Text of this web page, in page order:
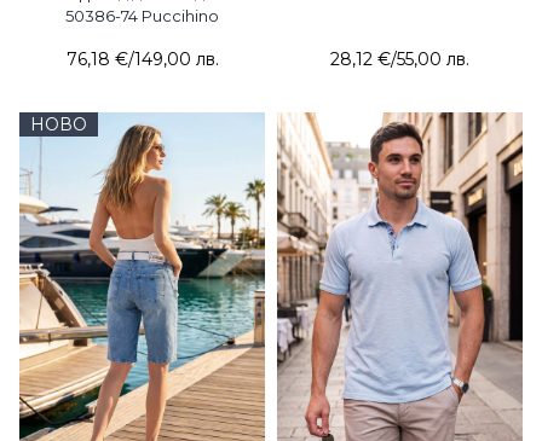
50386-74 Puccihino
76,18 €/149,00 лв. 28,12 €/55,00 лв.
НОВО